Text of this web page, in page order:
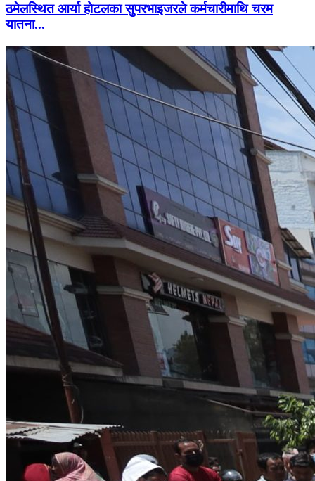
ठमेलस्थित आर्या होटलका सुपरभाइजरले कर्मचारीमाथि चरम
यातना...